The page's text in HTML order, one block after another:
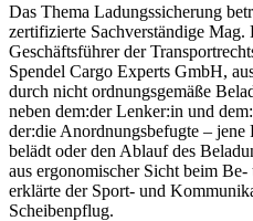
Das Thema Ladungssicherung
zertifizierte Sachverständige Mag.
Geschäftsführer der
Spendel Cargo Experts GmbH,
durch nicht ordnungsgemäße
neben dem:der Lenker:in und
der:die Anordnungsbefugte – jene
belädt oder den Ablauf des
aus ergonomischer Sicht beim
erklärte der Sport- und
Scheibenpflug.